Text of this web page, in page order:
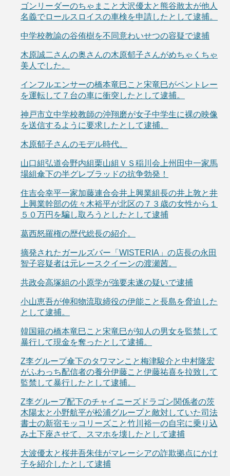
ゴンリーダーのちゃまこと大沢優太と熊谷敢太が他人
名義でロールスロイスの車検を申請したとして逮捕。
中学校教諭の谷侑樹を不同意わいせつの容疑で逮捕
木原誠二さんの奥さんの木原郁子さんがめちゃくちゃ
美人でした。
インフルエンサーの橋本竜巳こと宋竜巳がベントレー
を運転して７台の車に衝突したとして逮捕。
神戸市立中学校教師の沖翔磨が女子中学生に裸の映像
を送信するように要求したとして逮捕。
木原郁子さんのモデル時代。
山口組弘道会野内組栗山組ＶＳ稲川会上州田中一家馬
場組傘下の半グレブラッドの抗争勃発！
住吉会幸平一家加藤連合会井上興業組長の井上敦と井
上興業幹部の佐々木裕平が北区の７３歳の女性から１
５０万円を騙し取ろうとしたとして逮捕
葛西怒羅権の歴代総長の紹介。
摘発されたガールズバー「WISTERIA」の店長の永田
智子容疑者は元レースクイーンの渡瀬茜。
共政会高塚組の小原学が強要未遂の疑いで逮捕
小山恵吾が伸和物流取締役の伊能こと長島を脅迫した
として逮捕。
韓国籍の橋本竜巳こと宋竜巳が知人の男女を監禁して
暴行して現金を奪ったとして逮捕。
Z李グループ傘下のタワマンこと梅津駿介と中村隆宏
がふわっち配信者の養分伊藤こと伊藤祐喜を拉致して
監禁して暴行したとして逮捕。
Z李グループ配下のチャイニーズドラゴン関係者の茨
木陽太と小野航平が松浦グループと敵対していた司法
書士の新宿モッコリーズこと竹川裕一の自宅に乗り込
み土下座させて、スマホを壊したとして逮捕
大波優太と桜井吾朱佳がマレーシアの詐欺拠点にかけ
子を紹介したとして逮捕